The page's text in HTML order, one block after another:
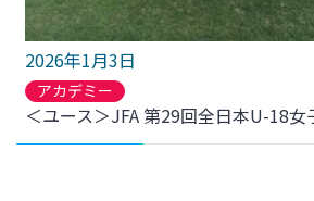
2026年1月3日
アカデミー